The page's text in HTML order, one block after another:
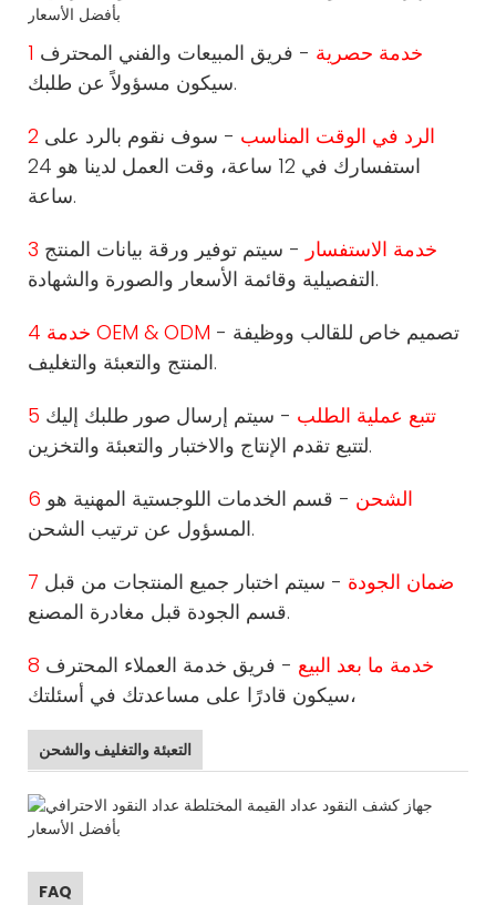
1 خدمة حصرية - فريق المبيعات والفني المحترف
سيكون مسؤولاً عن طلبك.
2 الرد في الوقت المناسب - سوف نقوم بالرد على
استفسارك في 12 ساعة، وقت العمل لدينا هو 24
ساعة.
3 خدمة الاستفسار - سيتم توفير ورقة بيانات المنتج
التفصيلية وقائمة الأسعار والصورة والشهادة.
4 خدمة OEM & ODM - تصميم خاص للقالب ووظيفة
المنتج والتعبئة والتغليف.
5 تتبع عملية الطلب - سيتم إرسال صور طلبك إليك
لتتبع تقدم الإنتاج والاختبار والتعبئة والتخزين.
6 الشحن - قسم الخدمات اللوجستية المهنية هو
المسؤول عن ترتيب الشحن.
7 ضمان الجودة - سيتم اختبار جميع المنتجات من قبل
قسم الجودة قبل مغادرة المصنع.
8 خدمة ما بعد البيع - فريق خدمة العملاء المحترف
سيكون قادرًا على مساعدتك في أسئلتك،
التعبئة والتغليف والشحن
FAQ